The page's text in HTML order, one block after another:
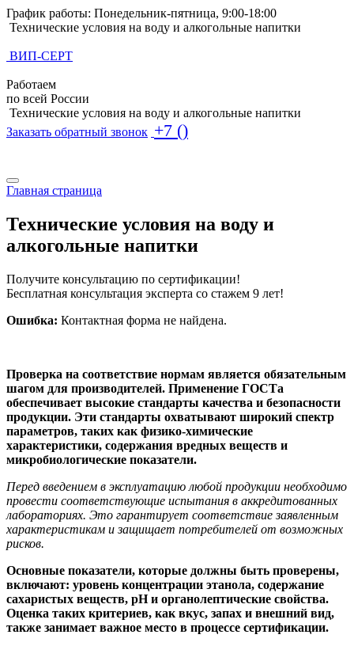
График работы: Понедельник-пятница, 9:00-18:00
Технические условия на воду и алкогольные напитки
ВИП-СЕРТ
Работаем
по всей России
Технические условия на воду и алкогольные напитки
Заказать обратный звонок +7 ()
Главная страница
Технические условия на воду и
алкогольные напитки
Получите консультацию по сертификации!
Бесплатная консультация эксперта со стажем 9 лет!
Ошибка: Контактная форма не найдена.
Проверка на соответствие нормам является обязательным
шагом для производителей. Применение ГОСТа
обеспечивает высокие стандарты качества и безопасности
продукции. Эти стандарты охватывают широкий спектр
параметров, таких как физико-химические
характеристики, содержания вредных веществ и
микробиологические показатели.
Перед введением в эксплуатацию любой продукции необходимо
провести соответствующие испытания в аккредитованных
лабораториях. Это гарантирует соответствие заявленным
характеристикам и защищает потребителей от возможных
рисков.
Основные показатели, которые должны быть проверены,
включают: уровень концентрации этанола, содержание
сахаристых веществ, pH и органолептические свойства.
Оценка таких критериев, как вкус, запах и внешний вид,
также занимает важное место в процессе сертификации.